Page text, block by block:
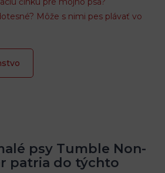
Môže s nimi pes plávať vo
psy Tumble Non-
patria do týchto